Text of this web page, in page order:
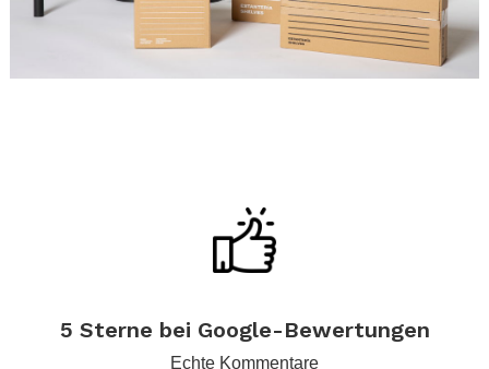
5 Sterne bei Google-Bewertungen
Echte Kommentare